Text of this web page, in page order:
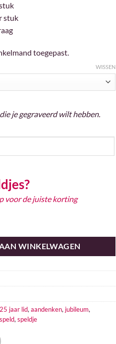
stuk
toegepast.
WISSEN
je gegraveerd wilt hebben.
voor de juiste korting
WINKELWAGEN
25 jaar lid, aandenken, jubileum,
speld, speldje